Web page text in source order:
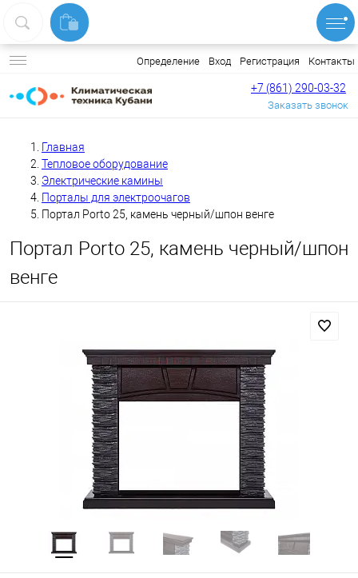
Определение Вход Регистрация Контакты
+7 (861) 290-03-32
Заказать звонок
Главная
Тепловое оборудование
Электрические камины
Порталы для электроочагов
Портал Porto 25, камень черный/шпон венге
Портал Porto 25, камень черный/шпон
венге